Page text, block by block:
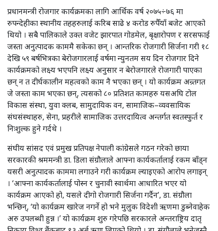
प्रधानमन्त्री रोजगार कार्यक्रमका लागि आर्थिक वर्ष २०७५÷७६ मा
रुपन्देहीका स्थानीय तहहरुलाई करिब साढे ४ करोड रुपैँयाँ बजेट आएको
थियो । सबै पालिकाले उक्त वजेट झारपात गोडमेल, बृक्षारोपण र सरसफाई
जस्ता अनुत्पादक काममै सकेका छन् । आन्तरिक रोजगारी सिर्जना गरी १८
देखि ५९ बर्षभित्रका बेरोजगारलाई वर्षमा न्युनतम सय दिन रोजगार दिने
कार्यक्रमको लक्ष्य भएपनि लक्ष्य अनुसार न बेरोजगारले रोजगारी पाएका
छन् न त दीर्घकालीन महत्वको काम नै भएका छन् । यो कार्यक्रम अन्र्तगत
जे जस्ता काम भएका छन्, त्यसको ८० प्रतिशत कामहरु यसअघि टोल
विकास संस्था, युवा क्लब, सामुदायिक वन, सामाजिक–व्यवसायिक
संघसंस्थाहरु, सेना, प्रहरीले सामाजिक उत्तरदायित्व अन्तर्गत स्वतस्फुर्त र
निःशुल्क हुने गर्दथे ।
संघीय सांसद एवं प्रमुख प्रतिपक्ष नेपाली कांग्रेसले गठन गरेको छाया
सरकारकी श्रममन्त्री डा. डिला संग्रौलाले आफ्ना कार्यकर्तालाई रकम बाँड्न
यसरी अनुत्पादक काममा लगाउने गरी कार्यक्रम ल्याइएको आरोप लगाइन्
। ‘आफ्ना कार्यकर्तालाई पोस्न र चुनावी स्वार्थमा आधारित भएर यो
कार्यक्रम आएको हो, यसले दीगो रोजगारी सिर्जना गर्दैन’, डा. संग्रौला
भन्छिन्, ‘यो कार्यक्रम खारेज नगर्ने हो भने मुलुक विदेशी ऋणमा डुब्नेवाहेक
अरु उपलब्धी हुन्न ।’ यो कार्यक्रम शुरु गरेपछि सरकारले अन्तराष्ट्रिय दातृ